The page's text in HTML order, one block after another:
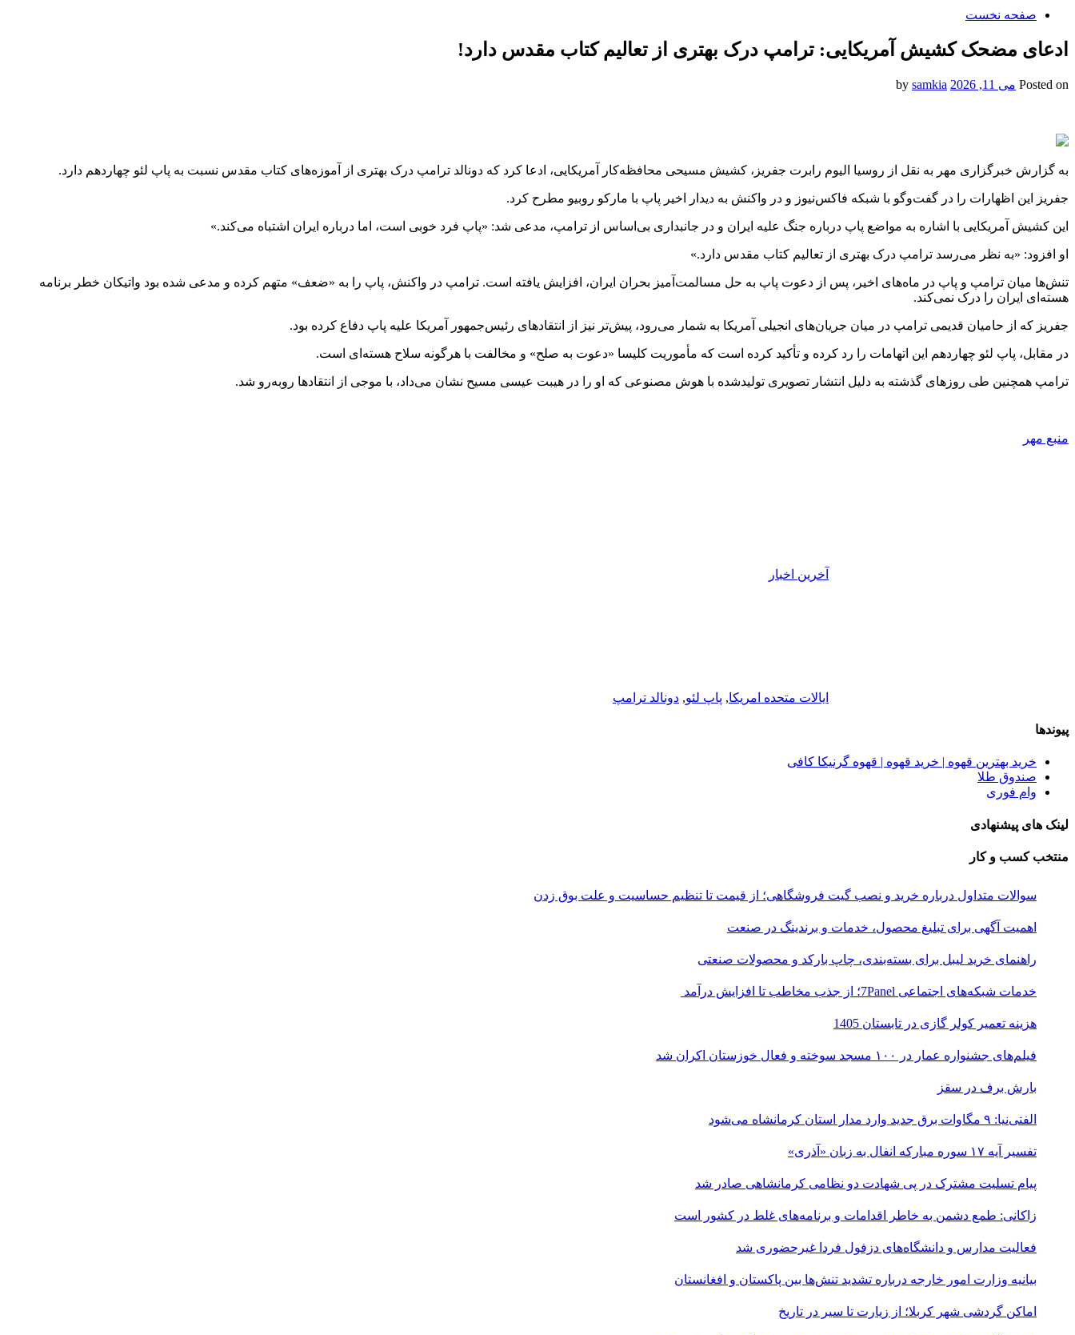
صفحه نخست
ادعای مضحک کشیش آمریکایی: ترامپ درک بهتری از تعالیم کتاب مقدس دارد!
Posted on می 11, 2026 samkia
به گزارش خبرگزاری مهر به نقل از روسیا الیوم رابرت جفریز، کشیش مسیحی محافظه‌کار آمریکایی، ادعا کرد که دونالد ترامپ درک بهتری از آموزه‌های کتاب مقدس نسبت به پاپ لئو چهاردهم دارد.
جفریز این اظهارات را در گفت‌وگو با شبکه فاکس‌نیوز و در واکنش به دیدار اخیر پاپ با مارکو روبیو مطرح کرد.
این کشیش آمریکایی با اشاره به مواضع پاپ درباره جنگ علیه ایران و در جانبداری بی‌اساس از ترامپ، مدعی شد: «پاپ فرد خوبی است، اما درباره ایران اشتباه می‌کند.»
او افزود: «به نظر می‌رسد ترامپ درک بهتری از تعالیم کتاب مقدس دارد.»
تنش‌ها میان ترامپ و پاپ در ماه‌های اخیر، پس از دعوت پاپ به حل مسالمت‌آمیز بحران ایران، افزایش یافته است. ترامپ در واکنش، پاپ را به «ضعف» متهم کرده و مدعی شده بود واتیکان خطر برنامه
هسته‌ای ایران را درک نمی‌کند.
جفریز که از حامیان قدیمی ترامپ در میان جریان‌های انجیلی آمریکا به شمار می‌رود، پیش‌تر نیز از انتقادهای رئیس‌جمهور آمریکا علیه پاپ دفاع کرده بود.
در مقابل، پاپ لئو چهاردهم این اتهامات را رد کرده و تأکید کرده است که مأموریت کلیسا «دعوت به صلح» و مخالفت با هرگونه سلاح هسته‌ای است.
ترامپ همچنین طی روزهای گذشته به دلیل انتشار تصویری تولیدشده با هوش مصنوعی که او را در هیبت عیسی مسیح نشان می‌داد، با موجی از انتقادها روبه‌رو شد.
منبع مهر
آخرین اخبار
ایالات متحده امریکا, پاپ لئو, دونالد ترامپ
پیوندها
خرید بهترین قهوه | خرید قهوه | قهوه گرنیکا کافی
صندوق طلا
وام فوری
لینک های پیشنهادی
منتخب کسب و کار
سوالات متداول درباره خرید و نصب گیت فروشگاهی؛ از قیمت تا تنظیم حساسیت و علت بوق زدن
اهمیت آگهی برای تبلیغ محصول، خدمات و برندینگ در صنعت
راهنمای خرید لیبل برای بسته‌بندی، چاپ بارکد و محصولات صنعتی
خدمات شبکه‌های اجتماعی 7Panel؛ از جذب مخاطب تا افزایش درآمد
هزینه تعمیر کولر گازی در تابستان 1405
فیلم‌های جشنواره عمار در ۱۰۰ مسجد سوخته و فعال خوزستان اکران شد
بارش برف در سقز
الفتی‌نیا: ۹ مگاوات برق جدید وارد مدار استان کرمانشاه می‌شود
تفسیر آیه ۱۷ سوره مبارکه انفال به زبان «آذری»
پیام تسلیت مشترک در پی شهادت دو نظامی کرمانشاهی صادر شد
زاکانی: طمع دشمن به خاطر اقدامات و برنامه‌های غلط در کشور است
فعالیت مدارس و دانشگاه‌های دزفول فردا غیرحضوری شد
بیانیه وزارت امور خارجه درباره تشدید تنش‌ها بین پاکستان و افغانستان
اماکن گردشی شهر کربلا؛ از زیارت تا سیر در تاریخ